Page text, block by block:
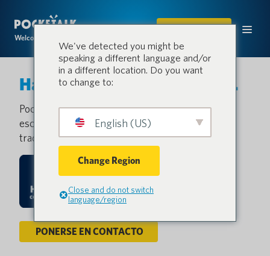
Welcome to the conversation.
COMPRAR
Haga que cada palabra cuente.
Pocketalk da a cada voz la oportunidad de ser
escuchada y comprendida con una tecnología de
traducción instantánea y precisa.
PONERSE EN CONTACTO
We've detected you might be
speaking a different language and/or
in a different location. Do you want
to change to:
English (US)
Change Region
Close and do not switch
language/region